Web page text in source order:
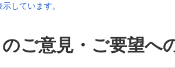
しています。
ご意見・ご要望へ